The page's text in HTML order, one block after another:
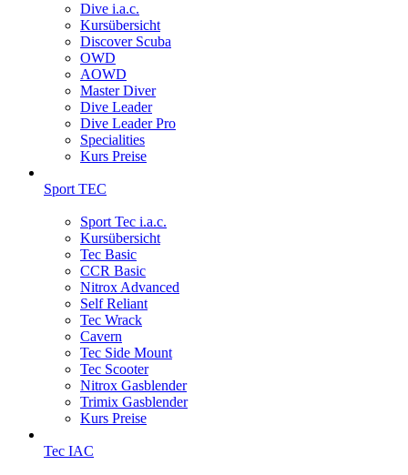
Dive i.a.c.
Kursübersicht
Discover Scuba
OWD
AOWD
Master Diver
Dive Leader
Dive Leader Pro
Specialities
Kurs Preise
Sport TEC
Sport Tec i.a.c.
Kursübersicht
Tec Basic
CCR Basic
Nitrox Advanced
Self Reliant
Tec Wrack
Cavern
Tec Side Mount
Tec Scooter
Nitrox Gasblender
Trimix Gasblender
Kurs Preise
Tec IAC